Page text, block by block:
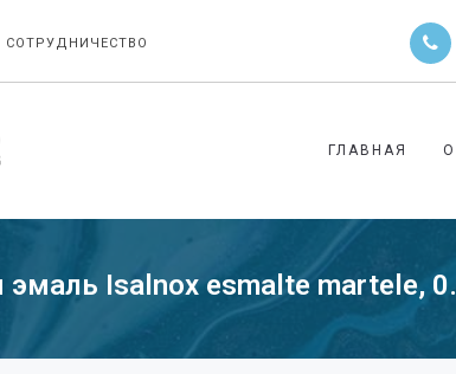
СОТРУДНИЧЕСТВО
ГЛАВНАЯ
Isalnox esmalte martele,